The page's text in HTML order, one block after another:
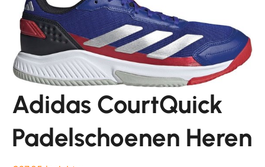
Adidas CourtQuick
Padelschoenen Heren